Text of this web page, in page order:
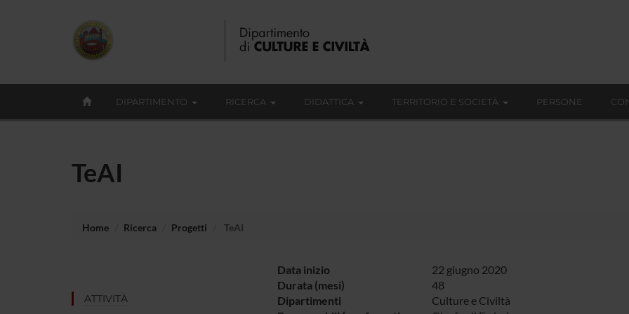
DIPARTIMENTO RICERCA DIDATTICA TERRITORIO E SOCIETÀ PERSONE
TeAI
Home Ricerca Progetti TeAI
ATTIVITÀ
Data inizio
22 giugno 2020
Durata (mesi)
48
Dipartimenti
Culture e Civiltà